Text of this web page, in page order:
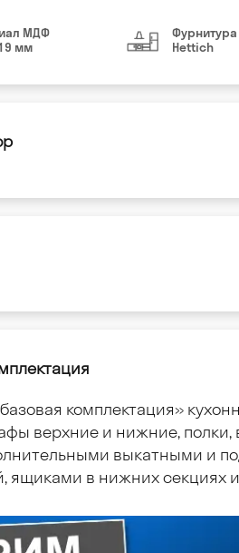
МДФ
мм
Фурнитура
Hettich
комплектация»
верхние и нижние, полки,
выкатными и
ящиками в нижних секциях